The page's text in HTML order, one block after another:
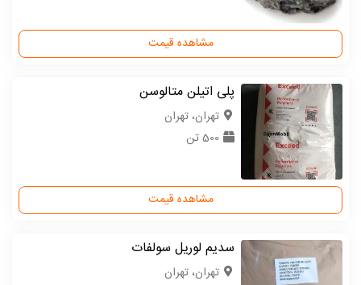
مشاهده قیمت
پلی اتیلن متالوسن
تهران، تهران
500 تن
مشاهده قیمت
سدیم لوریل سولفات
تهران، تهران